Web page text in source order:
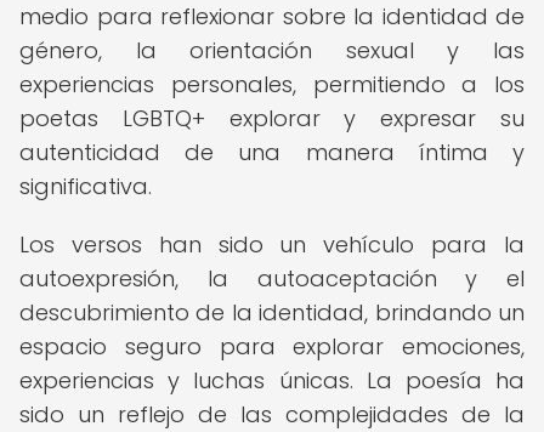
medio para reflexionar sobre la identidad de
género, la orientación sexual y las
experiencias personales, permitiendo a los
poetas LGBTQ+ explorar y expresar su
autenticidad de una manera íntima y
significativa.
Los versos han sido un vehículo para la
autoexpresión, la autoaceptación y el
descubrimiento de la identidad, brindando un
espacio seguro para explorar emociones,
experiencias y luchas únicas. La poesía ha
sido un reflejo de las complejidades de la